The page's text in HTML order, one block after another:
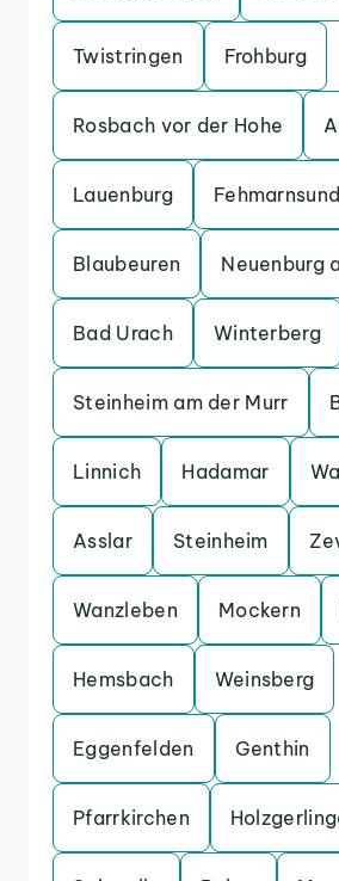
Twistringen Frohburg
Rosbach vor der Hohe
Lauenburg Fehmarnsund
Blaubeuren Neuenburg
Bad Urach Winterberg
Steinheim am der Murr
Linnich Hadamar
Asslar Steinheim
Wanzleben Mockern
Hemsbach Weinsberg
Eggenfelden Genthin
Pfarrkirchen